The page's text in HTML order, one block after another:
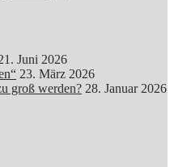
Juni 2026
23. März 2026
groß werden? 28. Januar 2026